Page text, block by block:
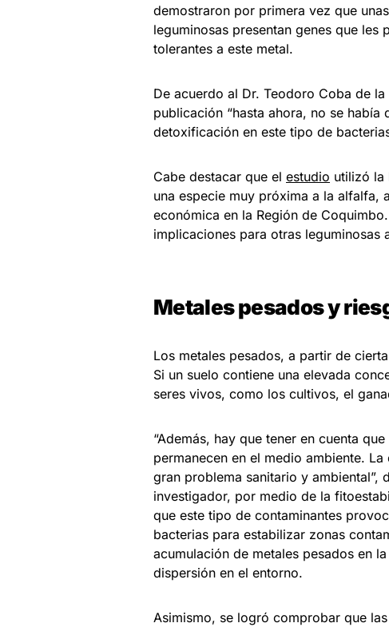
demostraron por primera vez que
leguminosas presentan genes que
tolerantes a este metal.
De acuerdo al Dr. Teodoro Coba de
publicación “hasta ahora, no se
detoxificación en este tipo de
Cabe destacar que el estudio utilizó la
una especie muy próxima a la alfalfa,
económica en la Región de
implicaciones para otras leguminosas
Metales pesados y
Los metales pesados, a partir de
Si un suelo contiene una elevada
seres vivos, como los cultivos, el
“Además, hay que tener en cuenta
permanecen en el medio ambiente.
gran problema sanitario y ambiental”,
investigador, por medio de la
que este tipo de contaminantes
bacterias para estabilizar zonas
acumulación de metales pesados en
dispersión en el entorno.
Asimismo, se logró comprobar que